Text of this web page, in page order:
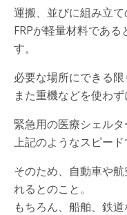
運搬、並びに組み立て
FRPが軽量材料であ
す。
必要な場所にできる限
また重機などを使わず
緊急用の医療シェルタ
上記のようなスピード
そのため、自動車や
れるとのこと。
もちろん、船舶、鉄